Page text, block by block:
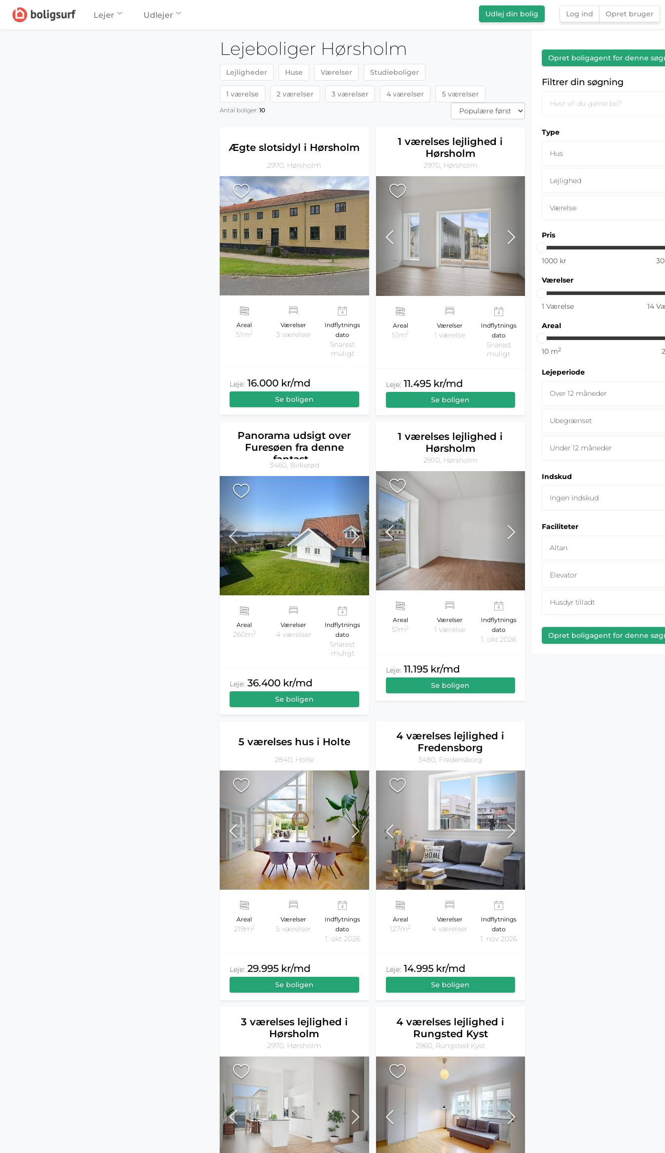
Lejer Udlejer Udlej din bolig Log ind Opret bruger
Lejeboliger Hørsholm
Lejligheder Huse Værelser Studieboliger
1 værelse 2 værelser 3 værelser 4 værelser 5 værelser
Antal boliger:10
Opret boligagent for denne
Filtrer din søgning
Type
Hus
Lejlighed
Værelse
Pris
1000 kr
Værelser
1 Værelse 14
Areal
10 m2
Lejeperiode
Over 12 måneder
Ubegrænset
Under 12 måneder
Indskud
Ingen indskud
Faciliteter
Altan
Elevator
Husdyr tilladt
Opret boligagent for denne
Ægte slotsidyl i Hørsholm
2970, Hørsholm
Areal
51m2
Værelser
3 værelser
Indflytnings
dato
Snarest
muligt
Leje: 16.000 kr/md
Se boligen
1 værelses lejlighed i
Hørsholm
2970, Hørsholm
Areal
51m2
Værelser
1 værelse
Indflytnings
dato
Snarest
muligt
Leje: 11.495 kr/md
Se boligen
Panorama udsigt over
Furesøen fra denne
fantast...
3460, Birkerød
Areal
260m2
Værelser
4 værelser
Indflytnings
dato
Snarest
muligt
Leje: 36.400 kr/md
Se boligen
1 værelses lejlighed i
Hørsholm
2970, Hørsholm
Areal
51m2
Værelser
1 værelse
Indflytnings
dato
1. okt 2026
Leje: 11.195 kr/md
Se boligen
5 værelses hus i Holte
2840, Holte
Areal
219m2
Værelser
5 værelser
Indflytnings
dato
1. okt 2026
Leje: 29.995 kr/md
Se boligen
4 værelses lejlighed i
Fredensborg
3480, Fredensborg
Areal
127m2
Værelser
4 værelser
Indflytnings
dato
1. nov 2026
Leje: 14.995 kr/md
Se boligen
3 værelses lejlighed i
Hørsholm
2970, Hørsholm
4 værelses lejlighed i
Rungsted Kyst
2960, Rungsted Kyst